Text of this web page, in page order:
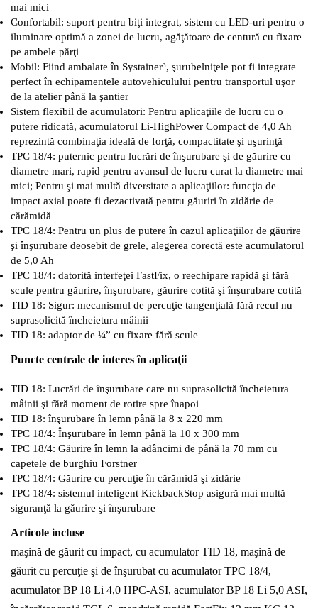
mai mici
Confortabil: suport pentru biţi integrat, sistem cu LED-uri pentru o
iluminare optimă a zonei de lucru, agăţătoare de centură cu fixare
pe ambele părţi
Mobil: Fiind ambalate în Systainer³, şurubelniţele pot fi integrate
perfect în echipamentele autovehiculului pentru transportul uşor
de la atelier până la şantier
Sistem flexibil de acumulatori: Pentru aplicaţiile de lucru cu o
putere ridicată, acumulatorul Li-HighPower Compact de 4,0 Ah
reprezintă combinaţia ideală de forţă, compactitate şi uşurinţă
TPC 18/4: puternic pentru lucrări de înşurubare şi de găurire cu
diametre mari, rapid pentru avansul de lucru curat la diametre mai
mici; Pentru şi mai multă diversitate a aplicaţiilor: funcţia de
impact axial poate fi dezactivată pentru găuriri în zidărie de
cărămidă
TPC 18/4: Pentru un plus de putere în cazul aplicaţiilor de găurire
şi înşurubare deosebit de grele, alegerea corectă este acumulatorul
de 5,0 Ah
TPC 18/4: datorită interfeţei FastFix, o reechipare rapidă şi fără
scule pentru găurire, înşurubare, găurire cotită şi înşurubare cotită
TID 18: Sigur: mecanismul de percuţie tangenţială fără recul nu
suprasolicită încheietura mâinii
TID 18: adaptor de ¼” cu fixare fără scule
Puncte centrale de interes în aplicaţii
TID 18: Lucrări de înşurubare care nu suprasolicită încheietura
mâinii şi fără moment de rotire spre înapoi
TID 18: înşurubare în lemn până la 8 x 220 mm
TPC 18/4: Înşurubare în lemn până la 10 x 300 mm
TPC 18/4: Găurire în lemn la adâncimi de până la 70 mm cu
capetele de burghiu Forstner
TPC 18/4: Găurire cu percuţie în cărămidă şi zidărie
TPC 18/4: sistemul inteligent KickbackStop asigură mai multă
siguranţă la găurire şi înşurubare
Articole incluse
maşină de găurit cu impact, cu acumulator TID 18, maşină de
găurit cu percuţie şi de înşurubat cu acumulator TPC 18/4,
acumulator BP 18 Li 4,0 HPC-ASI, acumulator BP 18 Li 5,0 ASI,